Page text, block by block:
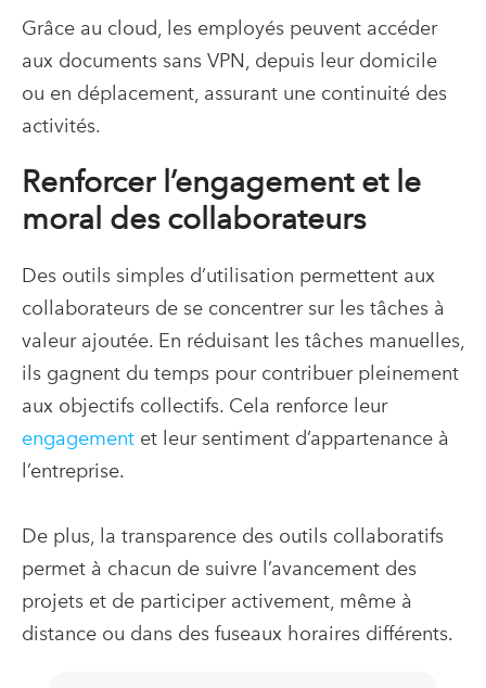
Grâce au cloud, les employés peuvent accéder
aux documents sans VPN, depuis leur domicile
ou en déplacement, assurant une continuité des
activités.
Renforcer l’engagement et le
moral des collaborateurs
Des outils simples d’utilisation permettent aux
collaborateurs de se concentrer sur les tâches à
valeur ajoutée. En réduisant les tâches manuelles,
ils gagnent du temps pour contribuer pleinement
aux objectifs collectifs. Cela renforce leur
engagement et leur sentiment d’appartenance à
l’entreprise.
De plus, la transparence des outils collaboratifs
permet à chacun de suivre l’avancement des
projets et de participer activement, même à
distance ou dans des fuseaux horaires différents.